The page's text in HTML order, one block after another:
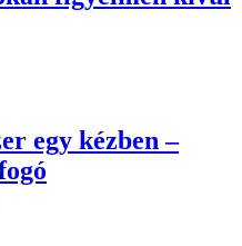
egy kézben –